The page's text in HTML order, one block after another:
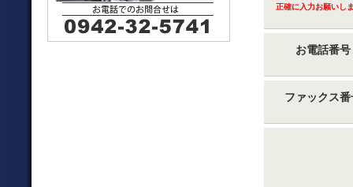
正確に入力お願いし
お電話番号
ファックス番